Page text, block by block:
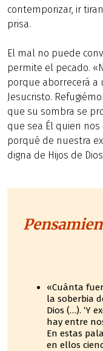
contemporizar, ir
prisa.
El mal no puede
permite el pecado.
porque aborrecerá a
Jesucristo.
que su sombra se
que sea Él quien
porqué de nuestra
digna de Hijos de
«Cuánta
la soberbia
Dios (…). ‘Y
hay entre
En estas
en ellos